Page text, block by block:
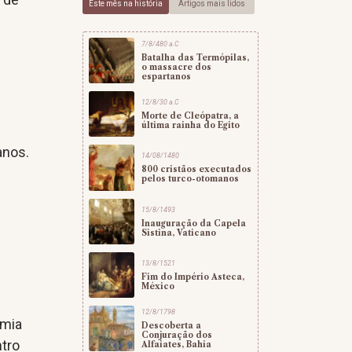
Este mês na história Artigos mais lidos
7/8/480 a.C
Batalha das Termópilas,
o massacre dos
espartanos
12/8/30 a.C
Morte de Cleópatra, a
última rainha do Egito
14/08/1480
800 cristãos executados
pelos turco-otomanos
15/8/1493
Inauguração da Capela
Sistina, Vaticano
13/8/1521
Fim do Império Asteca,
México
12/8/1798
Descoberta a
Conjuração dos
Alfaiates, Bahia